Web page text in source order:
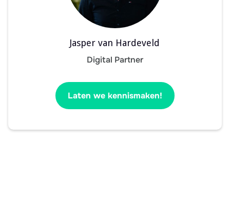
Jasper van Hardeveld
Digital Partner
Laten we kennismaken!